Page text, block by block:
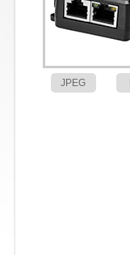
JPEG